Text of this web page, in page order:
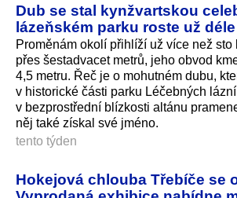
Dub se stal kynžvartskou
lázeňském parku roste už
Proměnám okolí přihlíží už více než sto
přes šestadvacet metrů, jeho obvod
4,5 metru. Řeč je o mohutném dubu,
v historické části parku Léčebných
v bezprostřední blízkosti altánu
něj také získal své jméno.
tento týden
Hokejová chlouba Třebíče se